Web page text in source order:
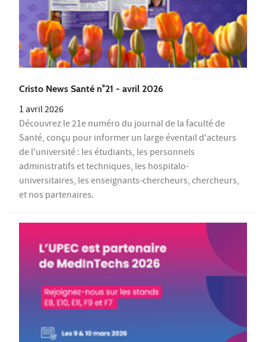
Cristo News Santé n°21 - avril 2026
1 avril 2026
Découvrez le 21e numéro du journal de la faculté de
Santé, conçu pour informer un large éventail d'acteurs
de l'université : les étudiants, les personnels
administratifs et techniques, les hospitalo-
universitaires, les enseignants-chercheurs, chercheurs,
et nos partenaires.